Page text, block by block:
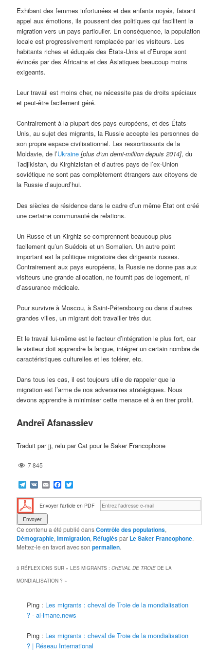
Exhibant des femmes infortunées et des enfants noyés, faisant
appel aux émotions, ils poussent des politiques qui facilitent la
migration vers un pays particulier. En conséquence, la population
locale est progressivement remplacée par les visiteurs. Les
habitants riches et éduqués des États-Unis et d’Europe sont
évincés par des Africains et des Asiatiques beaucoup moins
exigeants.
Leur travail est moins cher, ne nécessite pas de droits spéciaux
et peut-être facilement géré.
Contrairement à la plupart des pays européens, et des États-
Unis, au sujet des migrants, la Russie accepte les personnes de
son propre espace civilisationnel. Les ressortissants de la
Moldavie, de l’Ukraine [plus d’un demi-million depuis 2014], du
Tadjikistan, du Kirghizistan et d’autres pays de l’ex-Union
soviétique ne sont pas complètement étrangers aux citoyens de
la Russie d’aujourd’hui.
Des siècles de résidence dans le cadre d’un même État ont créé
une certaine communauté de relations.
Un Russe et un Kirghiz se comprennent beaucoup plus
facilement qu’un Suédois et un Somalien. Un autre point
important est la politique migratoire des dirigeants russes.
Contrairement aux pays européens, la Russie ne donne pas aux
visiteurs une grande allocation, ne fournit pas de logement, ni
d’assurance médicale.
Pour survivre à Moscou, à Saint-Pétersbourg ou dans d’autres
grandes villes, un migrant doit travailler très dur.
Et le travail lui-même est le facteur d’intégration le plus fort, car
le visiteur doit apprendre la langue, intégrer un certain nombre de
caractéristiques culturelles et les tolérer, etc.
Dans tous les cas, il est toujours utile de rappeler que la
migration est l’arme de nos adversaires stratégiques. Nous
devons apprendre à minimiser cette menace et à en tirer profit.
Andreï Afanassiev
Traduit par jj, relu par Cat pour le Saker Francophone
7 845
Telegram
VK EmailFacebook
Envoyer l'article en PDF
Ce contenu a été publié dansContrôle des populations,
Démographie,Immigration, Réfugiéspar Le Saker Francophone.
Mettez-le en favori avec sonpermalien.
3 RÉFLEXIONS SUR «LES MIGRANTS :CHEVAL DE TROIE DE LA
MONDIALISATION ? »
Ping : Les migrants : cheval de Troie de la mondialisation
? - al-imane.news
Ping : Les migrants : cheval de Troie de la mondialisation
? | Réseau International